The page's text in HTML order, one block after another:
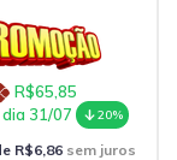
R$65,85
31/07
20%
R$6,86sem juros